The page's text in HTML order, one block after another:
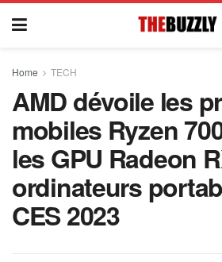
Home TECH
AMD dévoile les
mobiles Ryzen
les GPU Radeon
ordinateurs
CES 2023